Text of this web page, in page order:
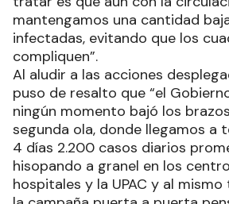
mantengamos una cantidad
infectadas, evitando que los
compliquen”.
Al aludir a las acciones
puso de resalto que “el
ningún momento bajó los
segunda ola, donde llegamos a
4 días 2.200 casos diarios
hisopando a granel en los
hospitales y la UPAC y al